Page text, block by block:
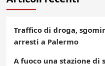
Traffico di droga,
arresti a Palermo
A fuoco una stazione di